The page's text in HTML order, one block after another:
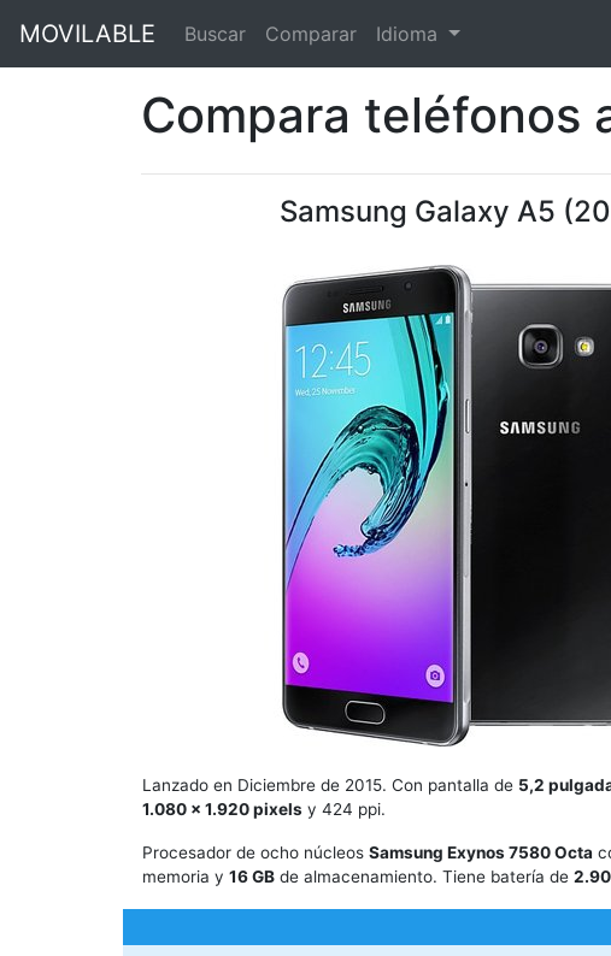
MOVILABLE Buscar Comparar Idioma
Compara teléfonos
Samsung Galaxy A5
Lanzado en Diciembre de 2015. Con pantalla de 5,2
1.080 x 1.920 pixels y 424 ppi.
Procesador de ocho núcleos Samsung Exynos 7580 Octa
memoria y 16 GB de almacenamiento. Tiene batería de